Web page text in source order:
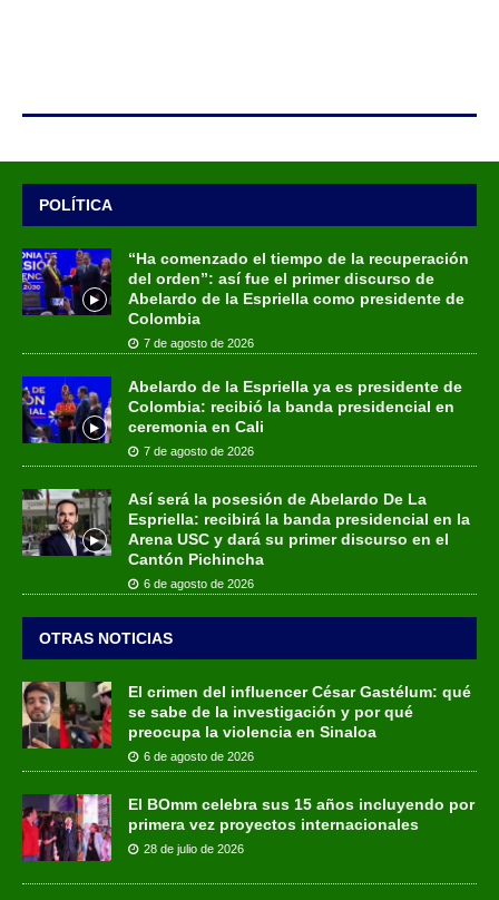
POLÍTICA
“Ha comenzado el tiempo de la recuperación
del orden”: así fue el primer discurso de
Abelardo de la Espriella como presidente de
Colombia
7 de agosto de 2026
Abelardo de la Espriella ya es presidente de
Colombia: recibió la banda presidencial en
ceremonia en Cali
7 de agosto de 2026
Así será la posesión de Abelardo De La
Espriella: recibirá la banda presidencial en la
Arena USC y dará su primer discurso en el
Cantón Pichincha
6 de agosto de 2026
OTRAS NOTICIAS
El crimen del influencer César Gastélum: qué
se sabe de la investigación y por qué
preocupa la violencia en Sinaloa
6 de agosto de 2026
El BOmm celebra sus 15 años incluyendo por
primera vez proyectos internacionales
28 de julio de 2026